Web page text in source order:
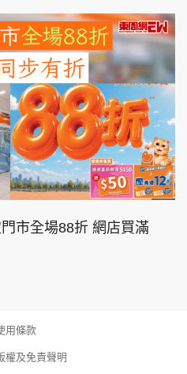
市全場88折 網店買滿
用條款
權及免責聲明